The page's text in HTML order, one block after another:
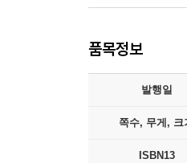
품목정보
발행일
쪽수, 무게, 크
ISBN13